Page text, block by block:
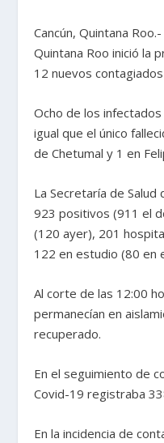
Cancún, Quintana
Quintana Roo inició la
12 nuevos
Ocho de los infectados
igual que el único
de Chetumal y 1 en
La Secretaría de Salud
923 positivos (911 el
(120 ayer), 201
122 en estudio (80 en
Al corte de las 12:00
permanecían en
recuperado.
En el seguimiento de
Covid-19 registraba
En la incidencia de